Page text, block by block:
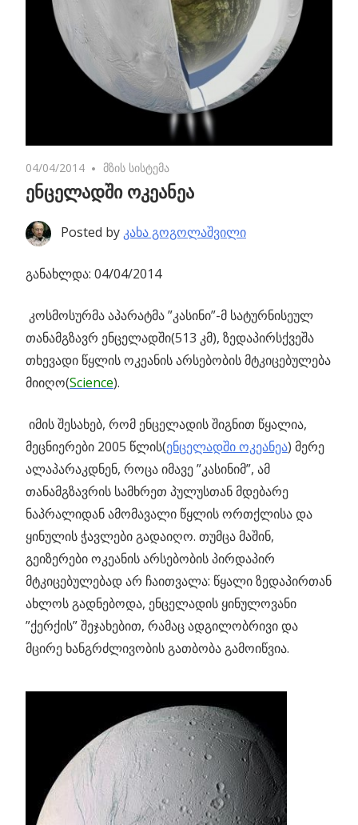
04/04/2014 No comments
მზის სისტემა
ენცელადში ოკეანეა
Posted by კახა გოგოლაშვილი
განახლდა: 04/04/2014
კოსმოსურმა აპარატმა ”კასინი”-მ სატურნისეულ
თანამგზავრ ენცელადში(513 კმ), ზედაპირსქვეშა
თხევადი წყლის ოკეანის არსებობის მტკიცებულება
მიიღო(Science).
იმის შესახებ, რომ ენცელადის შიგნით წყალია,
მეცნიერები 2005 წლის(ენცელადში ოკეანეა) მერე
ალაპარაკდნენ, როცა იმავე ”კასინიმ”, ამ
თანამგზავრის სამხრეთ პულუსთან მდებარე
ნაპრალიდან ამომავალი წყლის ორთქლისა და
ყინულის ჭავლები გადაიღო. თუმცა მაშინ,
გეიზერები ოკეანის არსებობის პირდაპირ
მტკიცებულებად არ ჩაითვალა: წყალი ზედაპირთან
ახლოს გადნებოდა, ენცელადის ყინულოვანი
”ქერქის” შეჯახებით, რამაც ადგილობრივი და
მცირე ხანგრძლივობის გათბობა გამოიწვია.